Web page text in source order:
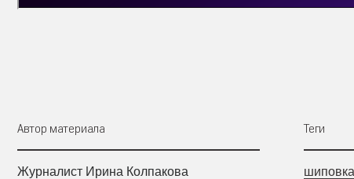
Автор материала
Журналист Ирина Колпакова
Теги